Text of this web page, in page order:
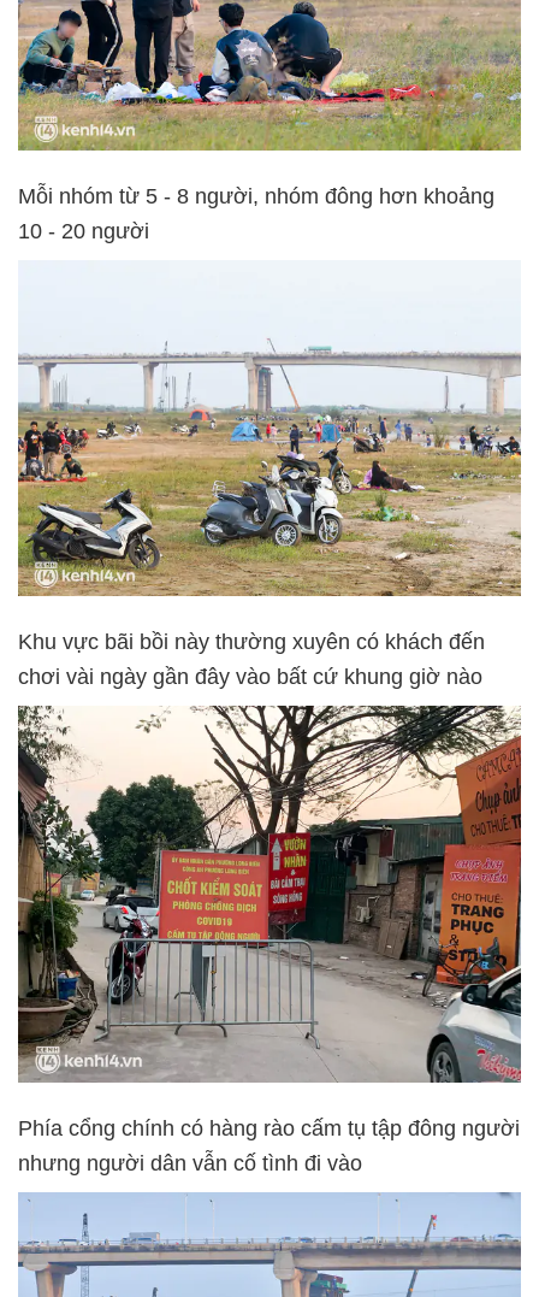
Mỗi nhóm từ 5 - 8 người, nhóm đông hơn khoảng
10 - 20 người
Khu vực bãi bồi này thường xuyên có khách đến
chơi vài ngày gần đây vào bất cứ khung giờ nào
Phía cổng chính có hàng rào cấm tụ tập đông người
nhưng người dân vẫn cố tình đi vào